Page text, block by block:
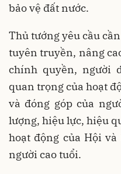
bảo vệ đất nước.
Thủ tướng yêu cầu
tuyên truyền, nâng
chính quyền, người
quan trọng của hoạt
và đóng góp của
lượng, hiệu lực, hiệu
hoạt động của Hội
người cao tuổi.